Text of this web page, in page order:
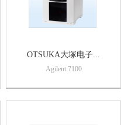
OTSUKA大塚电子...
Agilent 7100